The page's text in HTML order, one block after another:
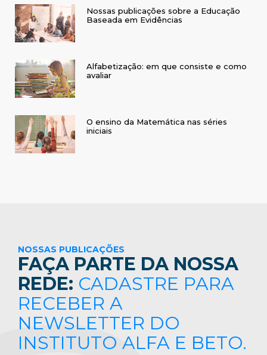
Nossas publicações sobre a Educação
Baseada em Evidências
Alfabetização: em que consiste e como
avaliar
O ensino da Matemática nas séries
iniciais
NOSSAS PUBLICAÇÕES
FAÇA PARTE DA NOSSA
REDE: CADASTRE PARA
RECEBER A
NEWSLETTER DO
INSTITUTO ALFA E BETO.